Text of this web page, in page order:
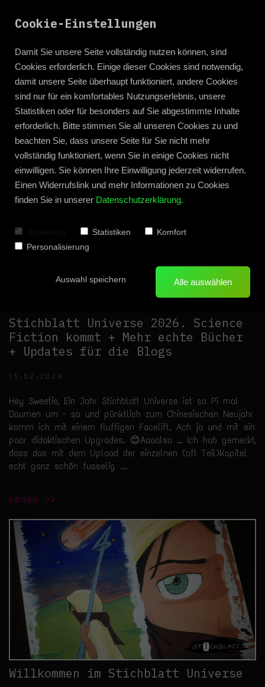
Universe Unleashed
Hinter den Kulissen des Stichblatt Universums.
by PLatti lorenz
Stichblatt Universe 2026. Science
Fiction kommt + Mehr echte Bücher
+ Updates für die Blogs
15.02.2026
Hey Sweetie, Ein Jahr Stichblatt Universe ist so Pi mal
Daumen um - so und pünktlich zum Chinesischen Neujahr
komm ich mit einem fluffigen Facelift. Ach ja und mit ein
paar didaktischen Upgrades. 😊Aaaalso … Ich hab gemerkt,
dass das mit dem Upload der einzelnen (oft Teil)Kapitel
echt ganz schön fusselig ...
Lesen >>
Willkommen im Stichblatt Universe
Cookie-Einstellungen
Damit Sie unsere Seite vollständig nutzen können, sind
Cookies erforderlich. Einige dieser Cookies sind notwendig,
damit unsere Seite überhaupt funktioniert, andere Cookies
sind nur für ein komfortables Nutzungserlebnis, unsere
Statistiken oder für besonders auf Sie abgestimmte Inhalte
erforderlich. Bitte stimmen Sie all unseren Cookies zu und
beachten Sie, dass unsere Seite für Sie nicht mehr
vollständig funktioniert, wenn Sie in einige Cookies nicht
einwilligen. Sie können Ihre Einwilligung jederzeit widerrufen.
Einen Widerrufslink und mehr Informationen zu Cookies
finden Sie in unserer Datenschutzerklärung.
Statistiken
Komfort
Personalisierung
Auswahl speichern Alle auswählen